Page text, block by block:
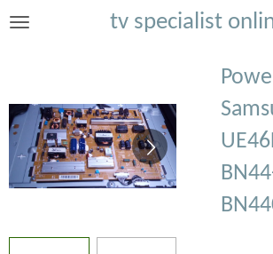
Ga
hoofdinhoud
tv specialist